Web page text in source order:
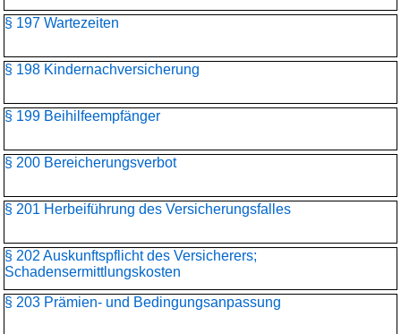
§ 197 Wartezeiten
§ 198 Kindernachversicherung
§ 199 Beihilfeempfänger
§ 200 Bereicherungsverbot
§ 201 Herbeiführung des Versicherungsfalles
§ 202 Auskunftspflicht des Versicherers;
Schadensermittlungskosten
§ 203 Prämien- und Bedingungsanpassung